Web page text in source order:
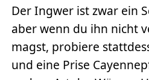
Der Ingwer ist zwar ein
aber wenn du ihn nicht
magst, probiere
und eine Prise